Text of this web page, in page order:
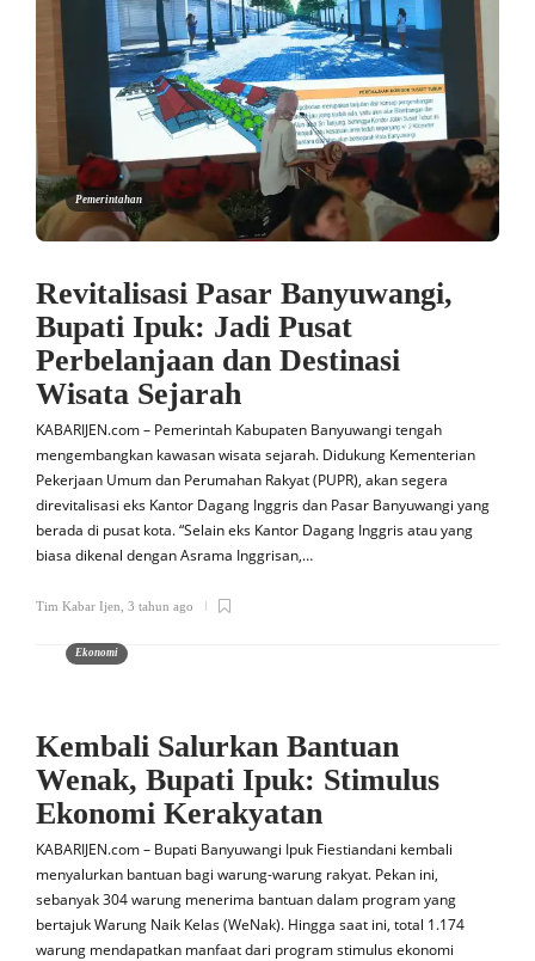
Pemerintahan
Revitalisasi Pasar Banyuwangi,
Bupati Ipuk: Jadi Pusat
Perbelanjaan dan Destinasi
Wisata Sejarah
KABARIJEN.com – Pemerintah Kabupaten Banyuwangi tengah
mengembangkan kawasan wisata sejarah. Didukung Kementerian
Pekerjaan Umum dan Perumahan Rakyat (PUPR), akan segera
direvitalisasi eks Kantor Dagang Inggris dan Pasar Banyuwangi yang
berada di pusat kota. “Selain eks Kantor Dagang Inggris atau yang
biasa dikenal dengan Asrama Inggrisan,…
Tim Kabar Ijen 3 tahun ago
Ekonomi
Kembali Salurkan Bantuan
Wenak, Bupati Ipuk: Stimulus
Ekonomi Kerakyatan
KABARIJEN.com – Bupati Banyuwangi Ipuk Fiestiandani kembali
menyalurkan bantuan bagi warung-warung rakyat. Pekan ini,
sebanyak 304 warung menerima bantuan dalam program yang
bertajuk Warung Naik Kelas (WeNak). Hingga saat ini, total 1.174
warung mendapatkan manfaat dari program stimulus ekonomi